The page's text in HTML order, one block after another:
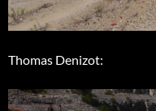
Thomas Denizot: